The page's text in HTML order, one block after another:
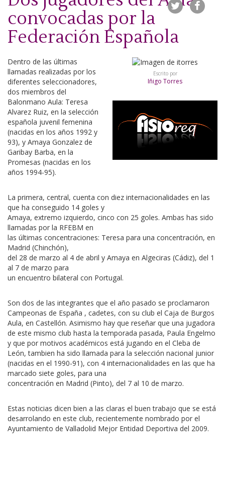
convocadas por la
Federación Española
Escrito por
Iñigo Torres
Dentro de las últimas
llamadas realizadas por los
diferentes seleccionadores,
dos miembros del
Balonmano Aula: Teresa
Alvarez Ruiz, en la selección
española juvenil femenina
(nacidas en los años 1992 y
93), y Amaya Gonzalez de
Garibay Barba, en la
Promesas (nacidas en los
años 1994-95).
La primera, central, cuenta con diez internacionalidades en las
que ha conseguido 14 goles y
Amaya, extremo izquierdo, cinco con 25 goles. Ambas has sido
llamadas por la RFEBM en
las últimas concentraciones: Teresa para una concentración, en
Madrid (Chinchón),
del 28 de marzo al 4 de abril y Amaya en Algeciras (Cádiz), del 1
al 7 de marzo para
un encuentro bilateral con Portugal.
Son dos de las integrantes que el año pasado se proclamaron
Campeonas de España , cadetes, con su club el Caja de Burgos
Aula, en Castellón. Asimismo hay que reseñar que una jugadora
de este mismo club hasta la temporada pasada, Paula Engelmo
y que por motivos académicos está jugando en el Cleba de
León, tambien ha sido llamada para la selección nacional junior
(nacidas en el 1990-91), con 4 internacionalidades en las que ha
marcado siete goles, para una
concentración en Madrid (Pinto), del 7 al 10 de marzo.
Estas noticias dicen bien a las claras el buen trabajo que se está
desarrolando en este club, recientemente nombrado por el
Ayuntamiento de Valladolid Mejor Entidad Deportiva del 2009.